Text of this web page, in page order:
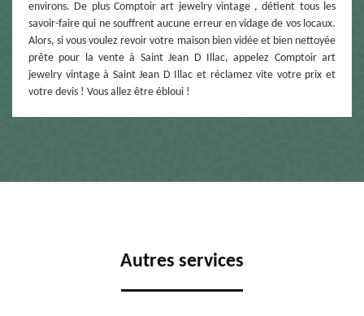
environs. De plus Comptoir art jewelry vintage , détient tous les
savoir-faire qui ne souffrent aucune erreur en vidage de vos locaux.
Alors, si vous voulez revoir votre maison bien vidée et bien nettoyée
prête pour la vente à Saint Jean D Illac, appelez Comptoir art
jewelry vintage à Saint Jean D Illac et réclamez vite votre prix et
votre devis ! Vous allez être ébloui !
Autres services